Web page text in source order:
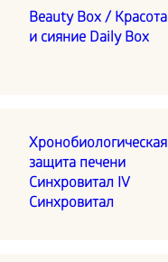
Beauty Box / Красота
и сияние Daily Box
Хронобиологическая
защита печени
Синхровитал IV
Синхровитал